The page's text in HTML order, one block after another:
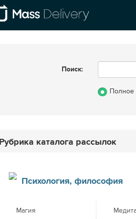
Поиск:
Рубрика каталога рассылок
Психология, философия
Магия